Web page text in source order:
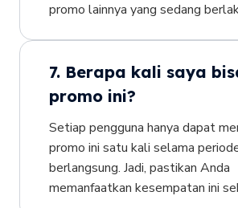
promo lainnya yang sedang
7. Berapa kali saya
promo ini?
Setiap pengguna hanya dapat
promo ini satu kali selama
berlangsung. Jadi, pastikan Anda
memanfaatkan kesempatan ini